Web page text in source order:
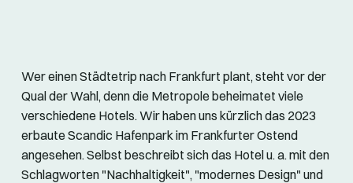
Wer einen Städtetrip nach Frankfurt plant, steht vor der
Qual der Wahl, denn die Metropole beheimatet viele
verschiedene Hotels. Wir haben uns kürzlich das 2023
erbaute Scandic Hafenpark im Frankfurter Ostend
angesehen. Selbst beschreibt sich das Hotel u. a. mit den
Schlagworten "Nachhaltigkeit", "modernes Design" und